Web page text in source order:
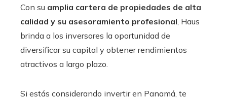
Con su amplia cartera de propiedades de alta
calidad y su asesoramiento profesional , Haus
brinda a los inversores la oportunidad de
diversificar su capital y obtener rendimientos
atractivos a largo plazo.
Si estás considerando invertir en Panamá, te